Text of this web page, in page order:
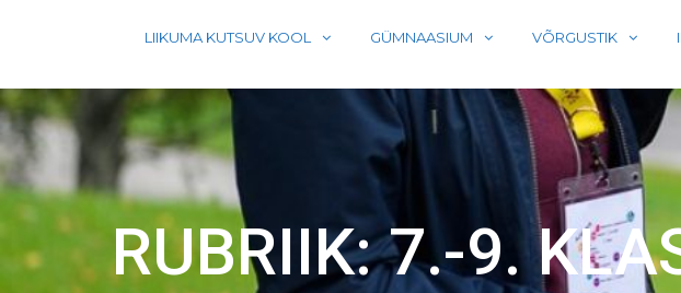
LIIKUMA KUTSUV KOOL GÜMNAASIUM VÕRGUSTIK
RUBRIIK:7.-9.